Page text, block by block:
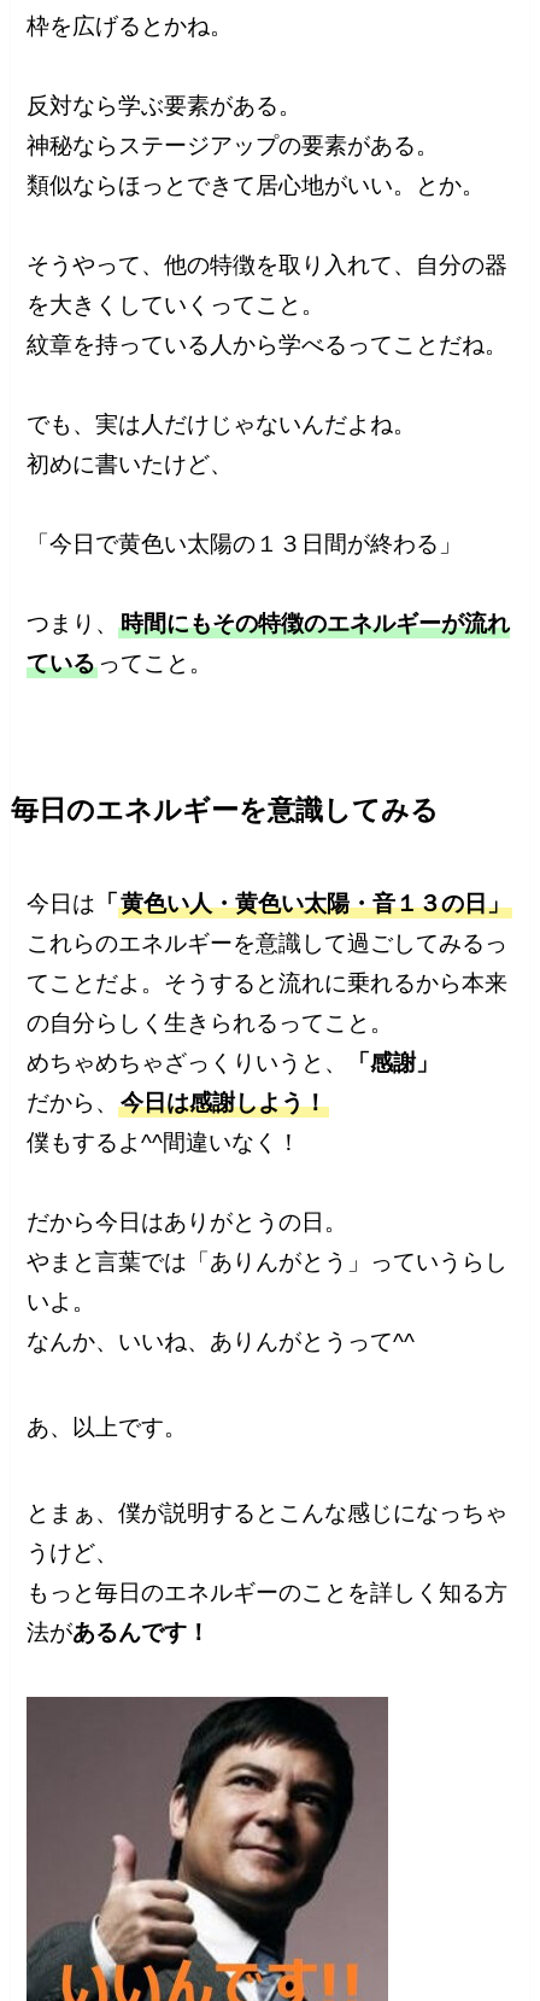
枠を広げるとかね。
反対なら学ぶ要素がある。
神秘ならステージアップの要素がある。
類似ならほっとできて居心地がいい。とか。
そうやって、他の特徴を取り入れて、自分の器
を大きくしていくってこと。
紋章を持っている人から学べるってことだね。
でも、実は人だけじゃないんだよね。
初めに書いたけど、
「今日で黄色い太陽の１３日間が終わる」
つまり、時間にもその特徴のエネルギーが流れ
ている ってこと。
毎日のエネルギーを意識してみる
今日は 「黄色い人・黄色い太陽・音１３の日」
これらのエネルギーを意識して過ごしてみるっ
てことだよ。そうすると流れに乗れるから本来
の自分らしく生きられるってこと。
めちゃめちゃざっくりいうと、
「感謝」
だから、今日は感謝しよう！
僕もするよ^^間違いなく！
だから今日はありがとうの日。
やまと言葉では「ありんがとう」っていうらし
いよ。
なんか、いいね、ありんがとうって^^
あ、以上です。
とまぁ、僕が説明するとこんな感じになっちゃ
うけど、
もっと毎日のエネルギーのことを詳しく知る方
法があるんです！